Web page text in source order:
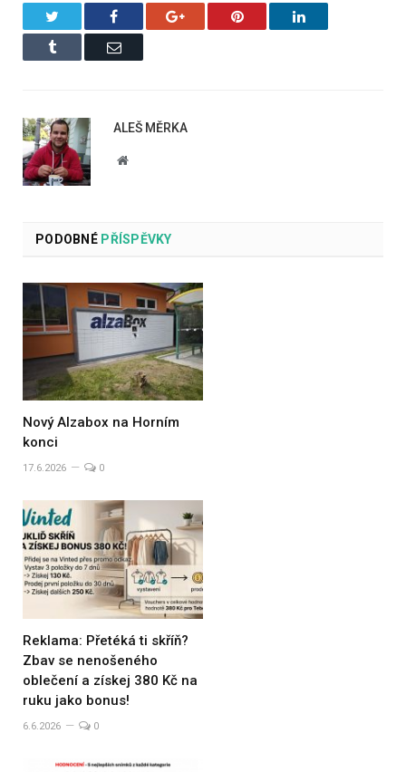
Facebook Google+ Pinterest LinkedIn
Tumblr Email
ALEŠ MĚRKA
Website
PODOBNÉPŘÍSPĚVKY
Nový Alzabox na Horním
konci
17.6.2026 0
Reklama: Přetéká ti skříň?
Zbav se nenošeného
oblečení a získej 380 Kč na
ruku jako bonus!
6.6.2026 0